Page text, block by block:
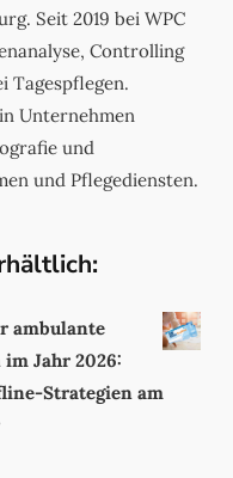
Seit 2019 bei WPC
Controlling
Tagespflegen.
Unternehmen
und
und Pflegediensten.
ambulante
im Jahr 2026:
Strategien am